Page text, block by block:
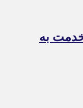
خدمت به